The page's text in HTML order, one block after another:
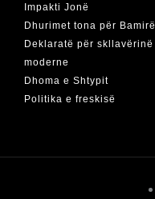
Impakti Jonë
Dhurimet tona për
Deklaratë për skllavërinë
moderne
Dhoma e Shtypit
Politika e freskisë